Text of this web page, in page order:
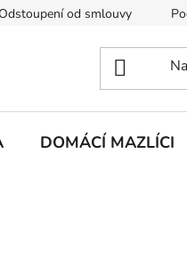
Odstoupení od smlouvy
DOMÁCÍ MAZLÍCI